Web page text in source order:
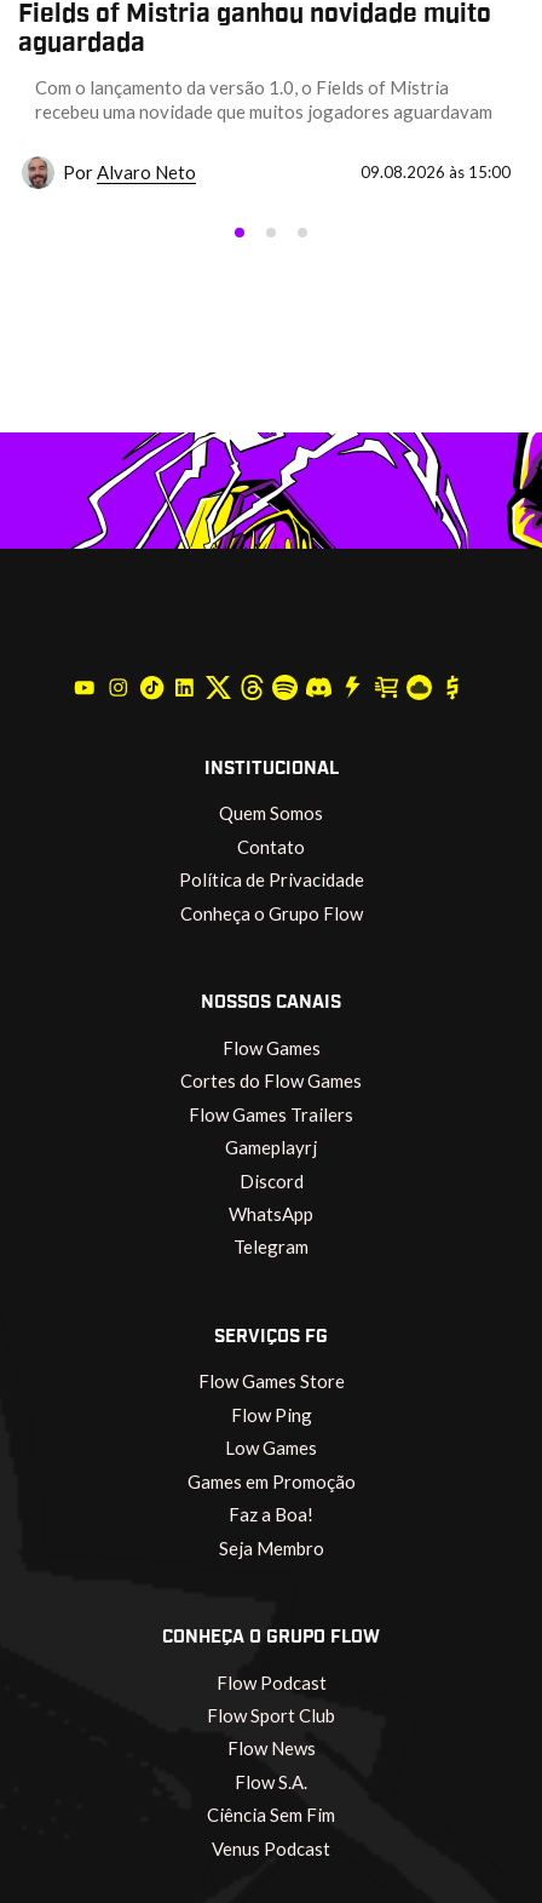
Fields of Mistria ganhou novidade muito
aguardada
Com o lançamento da versão 1.0, o Fields of Mistria
recebeu uma novidade que muitos jogadores aguardavam
PorAlvaro Neto 09.08.2026 às 15:00
INSTITUCIONAL
Quem Somos
Contato
Política de Privacidade
Conheça o Grupo Flow
NOSSOS CANAIS
Flow Games
Cortes do Flow Games
Flow Games Trailers
Gameplayrj
Discord
WhatsApp
Telegram
SERVIÇOS FG
Flow Games Store
Flow Ping
Low Games
Games em Promoção
Faz a Boa!
Seja Membro
CONHEÇA O GRUPO FLOW
Flow Podcast
Flow Sport Club
Flow News
Flow S.A.
Ciência Sem Fim
Venus Podcast